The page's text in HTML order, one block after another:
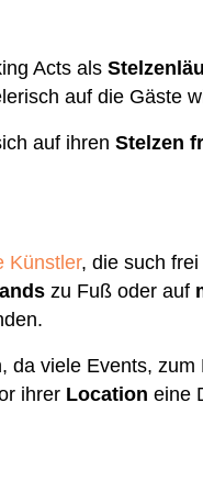
Acts als
auf die Gäste
auf ihren Stelzen
Künstler, die such
zu Fuß oder auf
da viele Events, zum
ihrer Location eine